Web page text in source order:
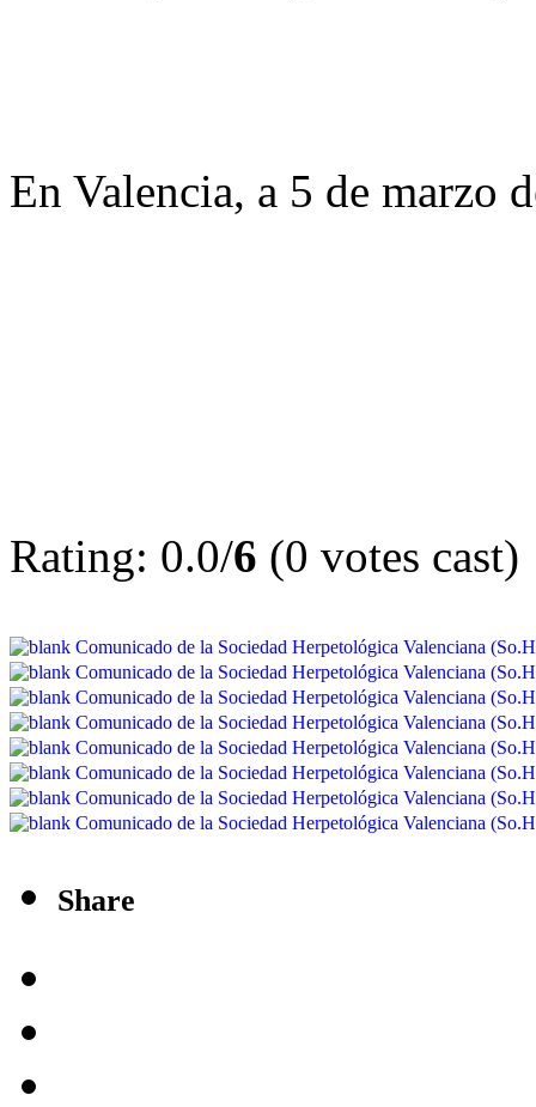
En Valencia, a 5 de marzo
Rating: 0.0/6 (0 votes cast)
Share